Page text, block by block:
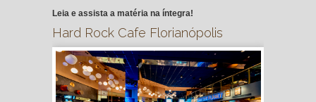
Leia e assista a matéria na íntegra!
Hard Rock Cafe Florianópolis